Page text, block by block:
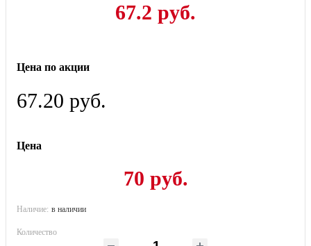
67.2 руб.
Цена по акции
67.20 руб.
Цена
70 руб.
Наличие: в наличии
Количество